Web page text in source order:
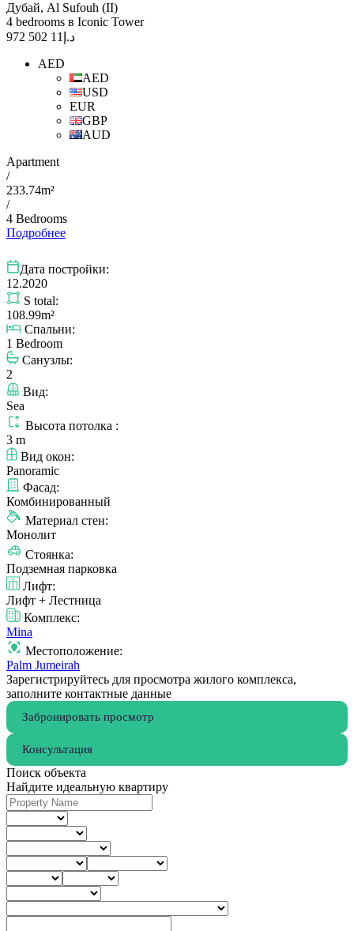
Дубай, Al Sufouh (II)
4 bedrooms в Iconic Tower
د.إ 11 502 972
AED
AED
USD
EUR
GBP
AUD
Apartment
/
233.74m²
/
4 Bedrooms
Подробнее
Дата постройки:
12.2020
S total:
108.99m²
Спальни:
1 Bedroom
Санузлы:
2
Вид:
Sea
Высота потолка :
3 m
Вид окон:
Panoramic
Фасад:
Комбинированный
Материал стен:
Монолит
Стоянка:
Подземная парковка
Лифт:
Лифт + Лестница
Комплекс:
Mina
Местоположение:
Palm Jumeirah
Зарегистрируйтесь для просмотра жилого комплекса,
заполните контактные данные
Забронировать просмотр
Консультация
Поиск объекта
Найдите идеальную квартиру